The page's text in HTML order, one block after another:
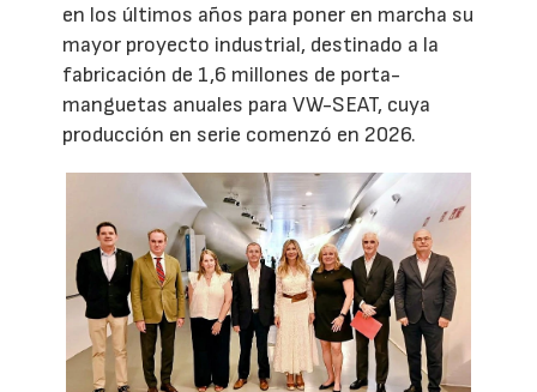
en los últimos años para poner en marcha su
mayor proyecto industrial, destinado a la
fabricación de 1,6 millones de porta-
manguetas anuales para VW-SEAT, cuya
producción en serie comenzó en 2026.